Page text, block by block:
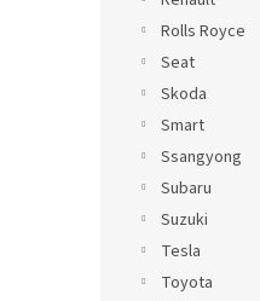
Rolls Royce
Seat
Skoda
Smart
Ssangyong
Subaru
Suzuki
Tesla
Toyota